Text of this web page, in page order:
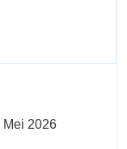
Mei 2026